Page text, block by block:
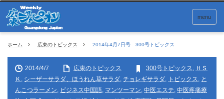
menu
ホーム 広東のトピックス 2014年4月7日号 300号トピックス
2014/4/7 広東のトピックス 300号トピックス, ＨＳ
Ｋ , シーザーサラダ、ほうれん草サラダ, チョレギサラダ, トピックス, と
んこつラーメン, ビジネス中国語, マンツーマン, 中医エステ, 中医疼痛療